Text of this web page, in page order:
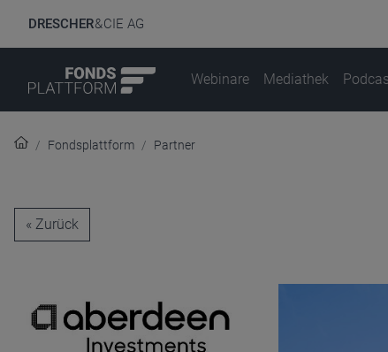
DRESCHER& CIE AG
Webinare Mediathek
Fondsplattform Partner
« Zurück